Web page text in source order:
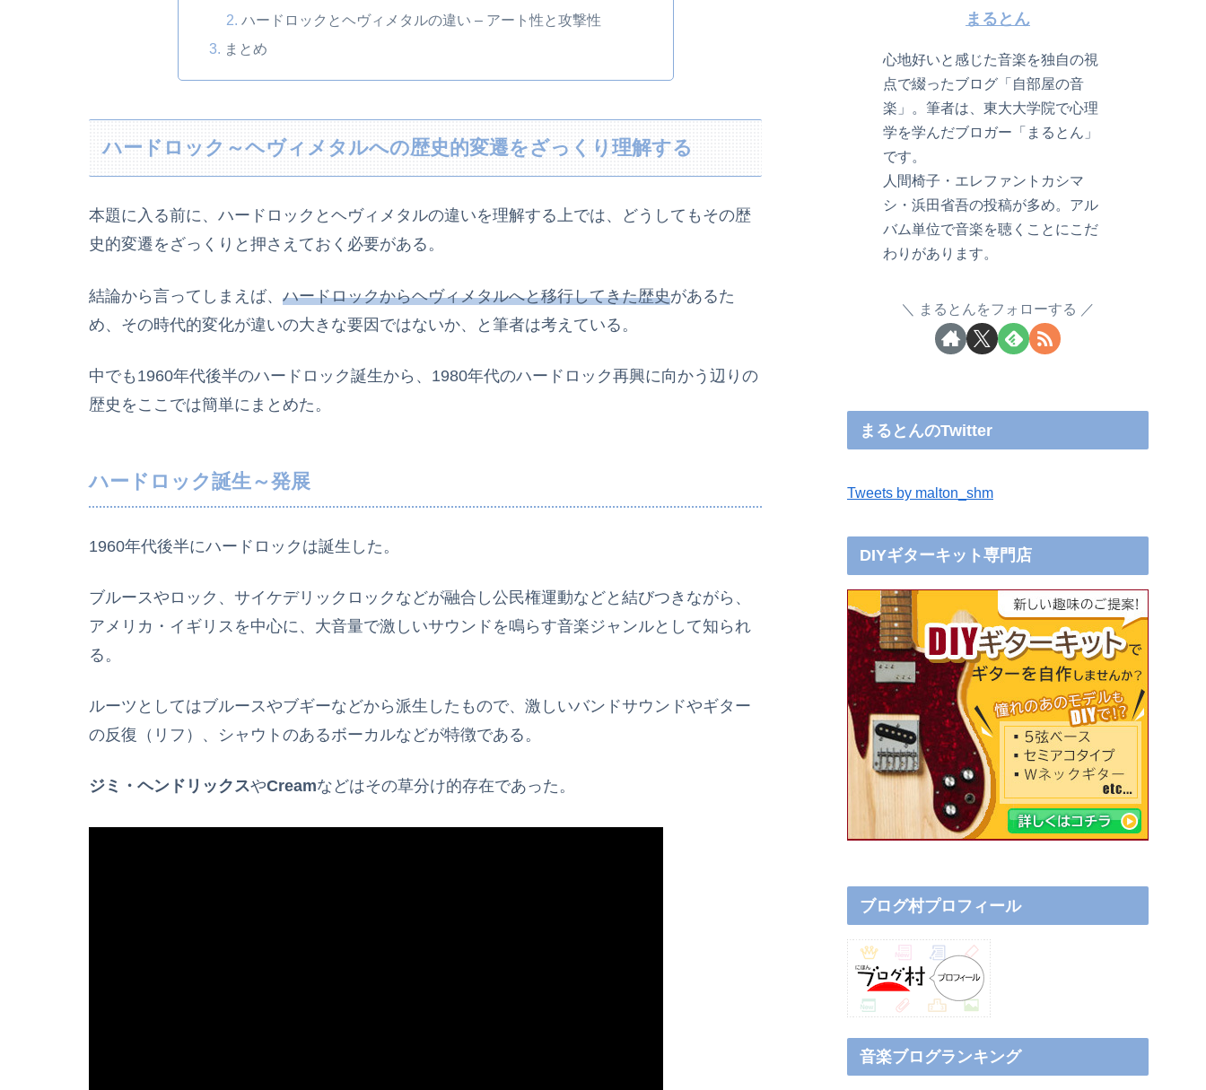
ハードロックとヘヴィメタルの違い – アート性と攻撃性
まとめ
ハードロック～ヘヴィメタルへの歴史的変遷をざっくり理解する
本題に入る前に、ハードロックとヘヴィメタルの違いを理解する上では、どうしてもその歴
史的変遷をざっくりと押さえておく必要がある。
結論から言ってしまえば、 ハードロックからヘヴィメタルへと移行してきた歴史があるた
め、その時代的変化が違いの大きな要因ではないか、と筆者は考えている。
中でも1960年代後半のハードロック誕生から、1980年代のハードロック再興に向かう辺りの
歴史をここでは簡単にまとめた。
ハードロック誕生～発展
1960年代後半にハードロックは誕生した。
ブルースやロック、サイケデリックロックなどが融合し公民権運動などと結びつきながら、
アメリカ・イギリスを中心に、大音量で激しいサウンドを鳴らす音楽ジャンルとして知られ
る。
ルーツとしてはブルースやブギーなどから派生したもので、激しいバンドサウンドやギター
の反復（リフ）、シャウトのあるボーカルなどが特徴である。
ジミ・ヘンドリックスやCreamなどはその草分け的存在であった。
まるとん
心地好いと感じた音楽を独自の視
点で綴ったブログ「自部屋の音
楽」。筆者は、東大大学院で心理
学を学んだブロガー「まるとん」
です。
人間椅子・エレファントカシマ
シ・浜田省吾の投稿が多め。アル
バム単位で音楽を聴くことにこだ
わりがあります。
まるとんをフォローする
まるとんのTwitter
Tweets by malton_shm
DIYギターキット専門店
ブログ村プロフィール
音楽ブログランキング